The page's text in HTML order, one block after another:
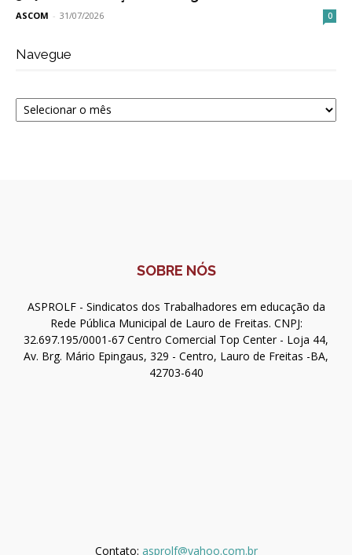
ASCOM - 31/07/2026 0
Navegue
Navegue
SOBRE NÓS
ASPROLF - Sindicatos dos Trabalhadores em educação da
Rede Pública Municipal de Lauro de Freitas. CNPJ:
32.697.195/0001-67 Centro Comercial Top Center - Loja 44,
Av. Brg. Mário Epingaus, 329 - Centro, Lauro de Freitas -BA,
42703-640
Contato: asprolf@yahoo.com.br